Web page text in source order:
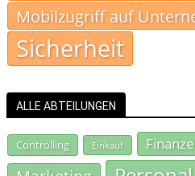
Mobilzugriff auf
Sicherheit
ALLE ABTEILUNGEN
Controlling Einkauf